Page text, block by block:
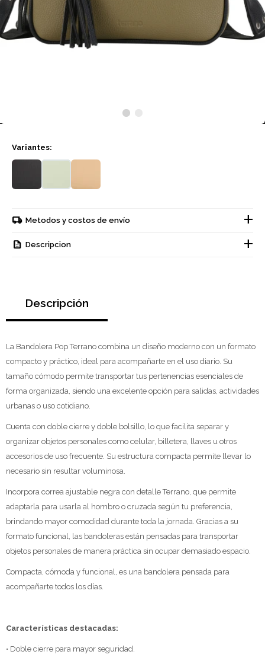
Variantes:
Metodos y costos de envío
Descripcion
Descripción
La Bandolera Pop Terrano combina un diseño moderno con un formato
compacto y práctico, ideal para acompañarte en el uso diario. Su
tamaño cómodo permite transportar tus pertenencias esenciales de
forma organizada, siendo una excelente opción para salidas, actividades
urbanas o uso cotidiano.
Cuenta con doble cierre y doble bolsillo, lo que facilita separar y
organizar objetos personales como celular, billetera, llaves u otros
accesorios de uso frecuente. Su estructura compacta permite llevar lo
necesario sin resultar voluminosa.
Incorpora correa ajustable negra con detalle Terrano, que permite
adaptarla para usarla al hombro o cruzada según tu preferencia,
brindando mayor comodidad durante toda la jornada. Gracias a su
formato funcional, las bandoleras están pensadas para transportar
objetos personales de manera práctica sin ocupar demasiado espacio.
Compacta, cómoda y funcional, es una bandolera pensada para
acompañarte todos los días.
Características destacadas:
• Doble cierre para mayor seguridad.